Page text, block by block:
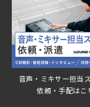
音声・ミキサー担当
依頼・手配はこ